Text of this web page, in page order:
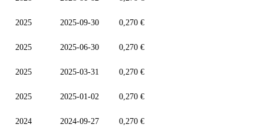
2025 2025-09-30 0,270 €
2025 2025-06-30 0,270 €
2025 2025-03-31 0,270 €
2025 2025-01-02 0,270 €
2024 2024-09-27 0,270 €